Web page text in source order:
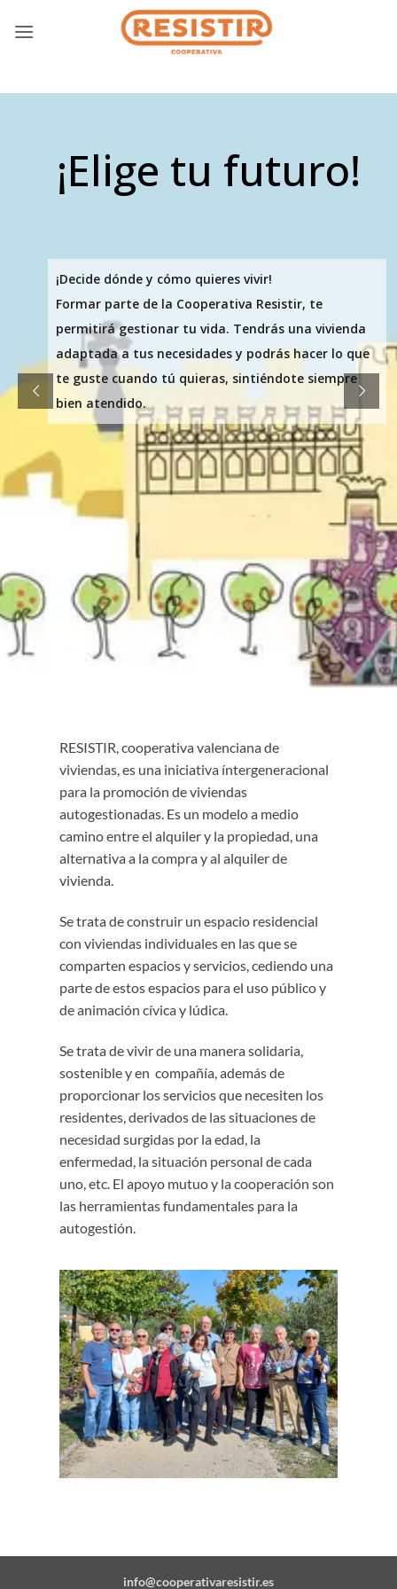
¡Elige tu futuro!
¡Decide dónde y cómo quieres vivir!
Formar parte de la Cooperativa Resistir, te
permitirá gestionar tu vida. Tendrás una vivienda
adaptada a tus necesidades y podrás hacer lo que
te guste cuando tú quieras, sintiéndote siempre
bien atendido.
RESISTIR, cooperativa valenciana de
viviendas, es una iniciativa íntergeneracional
para la promoción de viviendas
autogestionadas. Es un modelo a medio
camino entre el alquiler y la propiedad, una
alternativa a la compra y al alquiler de
vivienda.
Se trata de construir un espacio residencial
con viviendas individuales en las que se
comparten espacios y servicios, cediendo una
parte de estos espacios para el uso público y
de animación cívica y lúdica.
Se trata de vivir de una manera solidaria,
sostenible y en compañía, además de
proporcionar los servicios que necesiten los
residentes, derivados de las situaciones de
necesidad surgidas por la edad, la
enfermedad, la situación personal de cada
uno, etc. El apoyo mutuo y la cooperación son
las herramientas fundamentales para la
autogestión.
info@cooperativaresistir.es